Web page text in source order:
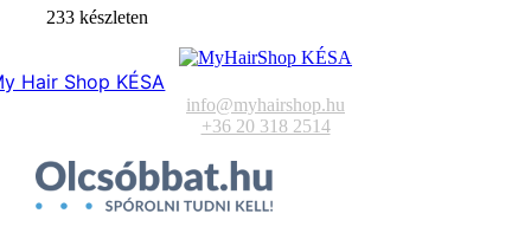
233 készleten
Hair Shop KÉSA
info@myhairshop.hu
+36 20 318 2514